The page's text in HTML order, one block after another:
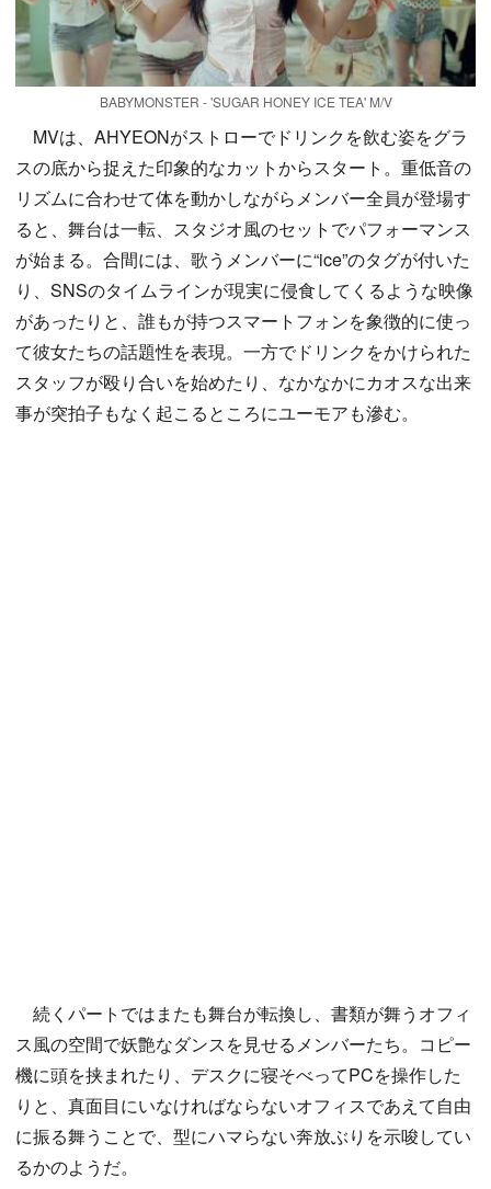
BABYMONSTER - 'SUGAR HONEY ICE TEA' M/V
MVは、AHYEONがストローでドリンクを飲む姿をグラ
スの底から捉えた印象的なカットからスタート。重低音の
リズムに合わせて体を動かしながらメンバー全員が登場す
ると、舞台は一転、スタジオ風のセットでパフォーマンス
が始まる。合間には、歌うメンバーに“ice”のタグが付いた
り、SNSのタイムラインが現実に侵食してくるような映像
があったりと、誰もが持つスマートフォンを象徴的に使っ
て彼女たちの話題性を表現。一方でドリンクをかけられた
スタッフが殴り合いを始めたり、なかなかにカオスな出来
事が突拍子もなく起こるところにユーモアも滲む。
続くパートではまたも舞台が転換し、書類が舞うオフィ
ス風の空間で妖艶なダンスを見せるメンバーたち。コピー
機に頭を挟まれたり、デスクに寝そべってPCを操作した
りと、真面目にいなければならないオフィスであえて自由
に振る舞うことで、型にハマらない奔放ぶりを示唆してい
るかのようだ。